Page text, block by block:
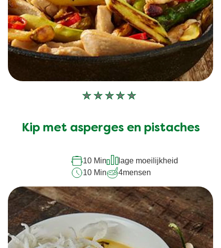
Geen
ingediend
recipe
Kip met asperges en pistaches
10 Min
lage moeilijkheid
10 Min
4mensen